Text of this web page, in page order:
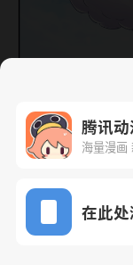
下一话
腾讯
海量漫画
在此